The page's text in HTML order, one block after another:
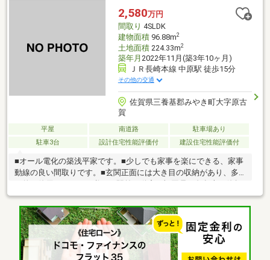
希望にあわせてご提案。住宅ローンが初めての方でもお気軽にご
2,580万円
間取り 4SLDK
建物面積96.88m2
土地面積224.33m2
築年月 2022年11月(築3年10ヶ月)
ＪＲ長崎本線 中原駅 徒歩15分
その他の交通
佐賀県三養基郡みやき町大字原古
賀
平屋 南道路
駐車場あり
駐車3台
設計住宅性能評価付 建設住宅性能評価付
■オール電化の築浅平家です。■少しでも家事を楽にできる、家事
動線の良い間取りです。■玄関正面には大き目の収納があり、多
県を中心展開する「地域密着型」の不動産会社です！地域密着企
業でありながら、仲介件数・店舗数は九州トップクラスとなり、
駅前不動産の店舗ネットワークで蓄積した物件情報は、今や 45 万
件を突破しました。物件探しの際は必ずお力になれると思いま
す！！気になる物件は、遠慮なくお申しつけ下さい！